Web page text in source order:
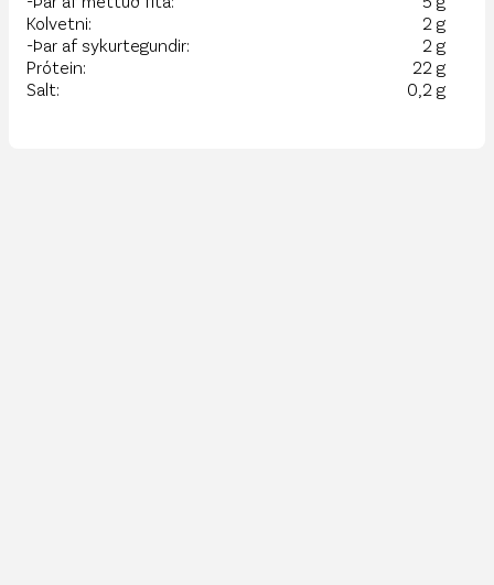
Kolvetni:
2 g
-Þar af sykurtegundir:
2 g
Prótein:
22 g
Salt:
0,2 g